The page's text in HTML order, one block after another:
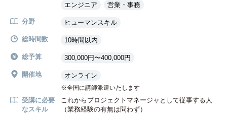
エンジニア
営業・事務
分野 ヒューマンスキル
総時間数 10時間以内
総予算 300,000円〜400,000円
開催地 オンライン
全国に講師派遣いたします
受講に必要
なスキル
これからプロジェクトマネージャとして従事する人
（業務経験の有無は問わず）